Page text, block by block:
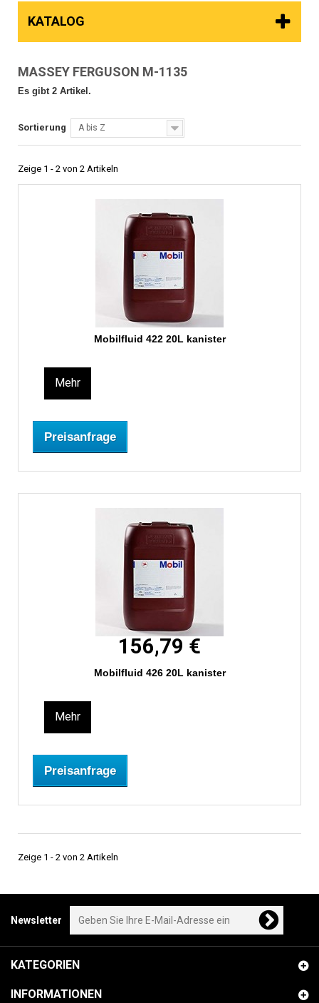
KATALOG
MASSEY FERGUSON M-1135
Es gibt 2 Artikel.
Sortierung A bis Z
Zeige 1 - 2 von 2 Artikeln
Mobilfluid 422 20L kanister
Mehr
Preisanfrage
156,79 €
Mobilfluid 426 20L kanister
Mehr
Preisanfrage
Zeige 1 - 2 von 2 Artikeln
Newsletter
KATEGORIEN
INFORMATIONEN